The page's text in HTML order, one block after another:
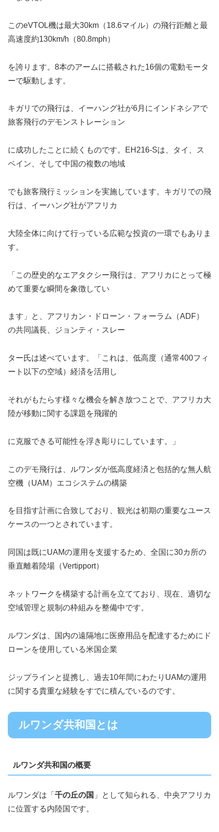
このeVTOL機は最大30km（18.6マイル）の飛行距離と最
高速度約130km/h （80.8mph）
を誇ります。8本のアームに搭載された16個の電動モータ
ーで駆動します。
キガリでの飛行は、イーハング社が6月にインドネシアで
旅客飛行のデモンストレーション
に成功したことに続くものです。EH216-Sは、タイ、ス
ペイン、そして中国の複数の地域
でも旅客飛行ミッションを実施しています。キガリでの飛
行は、イーハング社がアフリカ
大陸全体に向けて行っている広範な投資の一環でもありま
す。
「この歴史的なエアタクシー飛行は、アフリカにとって極
めて重要な瞬間を象徴してい
ます」と、アフリカン・ドローン・フォーラム（ADF）
の共同議長、ジョンティ・スレー
ター氏は述べています。「これは、低高度（通常400フィ
ート以下の空域）経済を活用し
それがもたらす様々な機会を解き放つことで、アフリカ大
陸が移動に関する課題を飛躍的
に克服できる可能性を浮き彫りにしています。」
このデモ飛行は、ルワンダが低高度経済と包括的な無人航
空機（UAM）エコシステムの構築
を目指す計画に合致しており、観光は初期の重要なユース
ケースの一つとされています。
同国は既にUAMの運用を支援するため、全国に30カ所の
垂直離着陸場（Vertipport）
ネットワークを構築する計画を立てており、現在、適切な
空域管理と規制の枠組みを整備中です。
ルワンダは、国内の遠隔地に医療用品を配達するためにド
ローンを使用している米国企業
ジップラインと提携し、過去10年間にわたりUAMの運用
に関する貴重な経験をすでに積んでいるのです。
ルワンダ共和国とは
ルワンダ共和国の概要
ルワンダは「 千の丘の国 」として知られる、中央アフリカ
に位置する内陸国です。